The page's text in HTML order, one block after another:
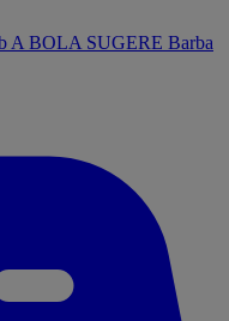
A BOLA SUGERE Barba